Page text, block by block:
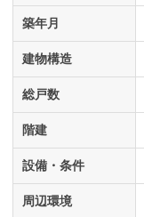
築年月
建物構造
総戸数
階建
設備・条件
周辺環境